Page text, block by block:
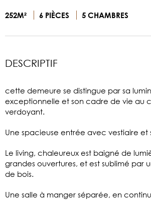
252M² 6 PIÈCES 5 CHAMBRES
DESCRIPTIF
cette demeure se distingue par sa
exceptionnelle et son cadre de vie au
verdoyant.
Une spacieuse entrée avec vestiaire et
Le living, chaleureux est baigné de
grandes ouvertures, et est sublimé par
de bois.
Une salle à manger séparée, en